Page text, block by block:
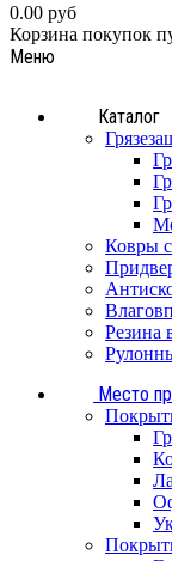
0.00 руб
Корзина покупок
Меню
Каталог
Ковры
Резина
Место